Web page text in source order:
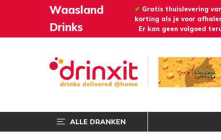
Waasland
Drinks
✔ Gratis thuislevering
korting als je voor
Er kan geen volgoed
ALLE DRANKEN